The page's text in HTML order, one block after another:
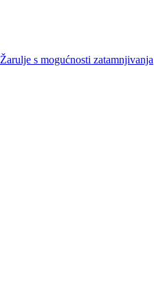
Žarulje s mogućnosti zatamnjivanja